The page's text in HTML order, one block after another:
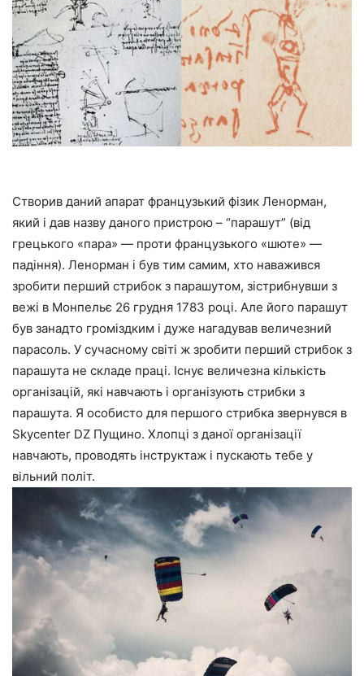
Створив даний апарат французький фізик Ленорман,
який і дав назву даного пристрою – “парашут” (від
грецького «пара» — проти французького «шюте» —
падіння). Ленорман і був тим самим, хто наважився
зробити перший стрибок з парашутом, зістрибнувши з
вежі в Монпельє 26 грудня 1783 році. Але його парашут
був занадто громіздким і дуже нагадував величезний
парасоль. У сучасному світі ж зробити перший стрибок з
парашута не складе праці. Існує величезна кількість
організацій, які навчають і організують стрибки з
парашута. Я особисто для першого стрибка звернувся в
Skycenter DZ Пущино. Хлопці з даної організації
навчають, проводять інструктаж і пускають тебе у
вільний політ.